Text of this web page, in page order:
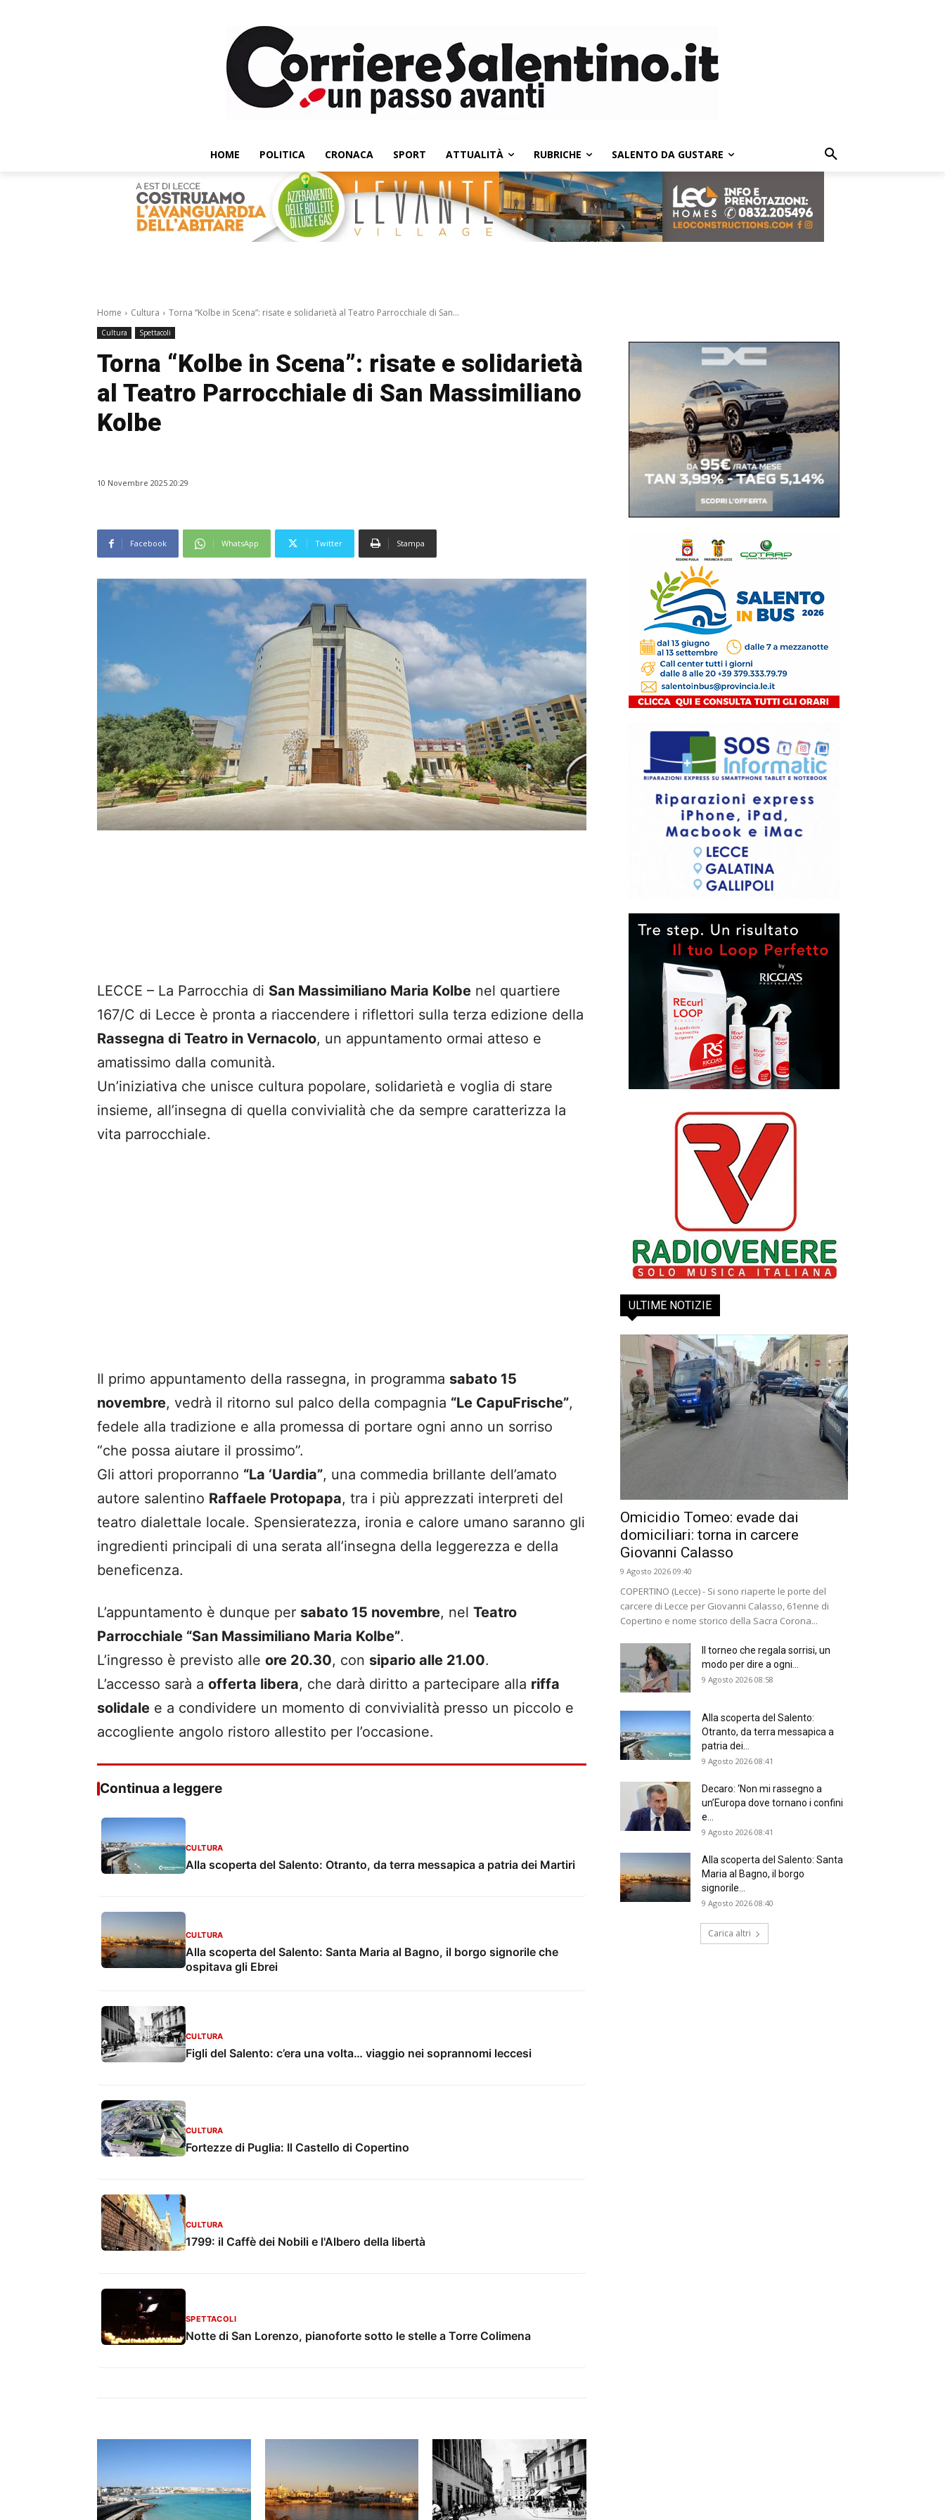
HOME POLITICA CRONACA SPORT ATTUALITÀ RUBRICHE SALENTO DA GUSTARE
Home Cultura Torna “Kolbe in Scena”: risate e solidarietà al Teatro Parrocchiale di San...
Cultura Spettacoli
Torna “Kolbe in Scena”: risate e solidarietà
al Teatro Parrocchiale di San Massimiliano
Kolbe
10 Novembre 2025 20:29
Facebook WhatsApp Twitter Stampa
LECCE – La Parrocchia di San Massimiliano Maria Kolbe nel quartiere
167/C di Lecce è pronta a riaccendere i riflettori sulla terza edizione della
Rassegna di Teatro in Vernacolo, un appuntamento ormai atteso e
amatissimo dalla comunità.
Un’iniziativa che unisce cultura popolare, solidarietà e voglia di stare
insieme, all’insegna di quella convivialità che da sempre caratterizza la
vita parrocchiale.
Il primo appuntamento della rassegna, in programma sabato 15
novembre, vedrà il ritorno sul palco della compagnia “Le CapuFrische”,
fedele alla tradizione e alla promessa di portare ogni anno un sorriso
“che possa aiutare il prossimo”.
Gli attori proporranno “La ‘Uardia”, una commedia brillante dell’amato
autore salentino Raffaele Protopapa, tra i più apprezzati interpreti del
teatro dialettale locale. Spensieratezza, ironia e calore umano saranno gli
ingredienti principali di una serata all’insegna della leggerezza e della
beneficenza.
L’appuntamento è dunque per sabato 15 novembre, nel Teatro
Parrocchiale “San Massimiliano Maria Kolbe”.
L’ingresso è previsto alle ore 20.30, con sipario alle 21.00.
L’accesso sarà a offerta libera, che darà diritto a partecipare alla riffa
solidale e a condividere un momento di convivialità presso un piccolo e
accogliente angolo ristoro allestito per l’occasione.
Continua a leggere
CULTURA
Alla scoperta del Salento: Otranto, da terra messapica a patria dei Martiri
CULTURA
Alla scoperta del Salento: Santa Maria al Bagno, il borgo signorile che
ospitava gli Ebrei
CULTURA
Figli del Salento: c’era una volta… viaggio nei soprannomi leccesi
CULTURA
Fortezze di Puglia: Il Castello di Copertino
CULTURA
1799: il Caffè dei Nobili e l'Albero della libertà
SPETTACOLI
Notte di San Lorenzo, pianoforte sotto le stelle a Torre Colimena
ULTIME NOTIZIE
Omicidio Tomeo: evade dai
domiciliari: torna in carcere
Giovanni Calasso
9 Agosto 2026 09:40
COPERTINO (Lecce) - Si sono riaperte le porte del
carcere di Lecce per Giovanni Calasso, 61enne di
Copertino e nome storico della Sacra Corona...
Il torneo che regala sorrisi, un
modo per dire a ogni...
9 Agosto 2026 08:58
Alla scoperta del Salento:
Otranto, da terra messapica a
patria dei...
9 Agosto 2026 08:41
Decaro: ‘Non mi rassegno a
un’Europa dove tornano i confini
e...
9 Agosto 2026 08:41
Alla scoperta del Salento: Santa
Maria al Bagno, il borgo
signorile...
9 Agosto 2026 08:40
Carica altri